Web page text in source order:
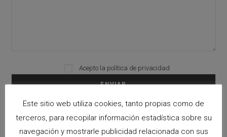
Acepto la política de privacidad
Categorías
Este sitio web utiliza cookies, tanto propias como de
terceros, para recopilar información estadística sobre su
navegación y mostrarle publicidad relacionada con sus